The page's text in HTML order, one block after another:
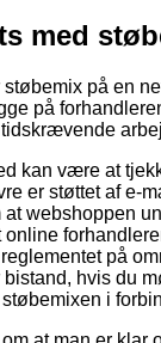
med
støbemix på en
på
kan være at
er støttet af e-
webshoppen
online
på
hvis du
i